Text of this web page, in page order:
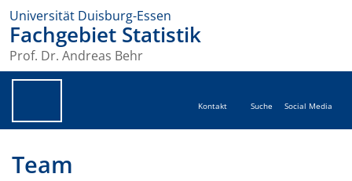
Universität Duisburg-Essen
Fachgebiet Statistik
Prof. Dr. Andreas Behr
Kontakt Suche Social Media
Team